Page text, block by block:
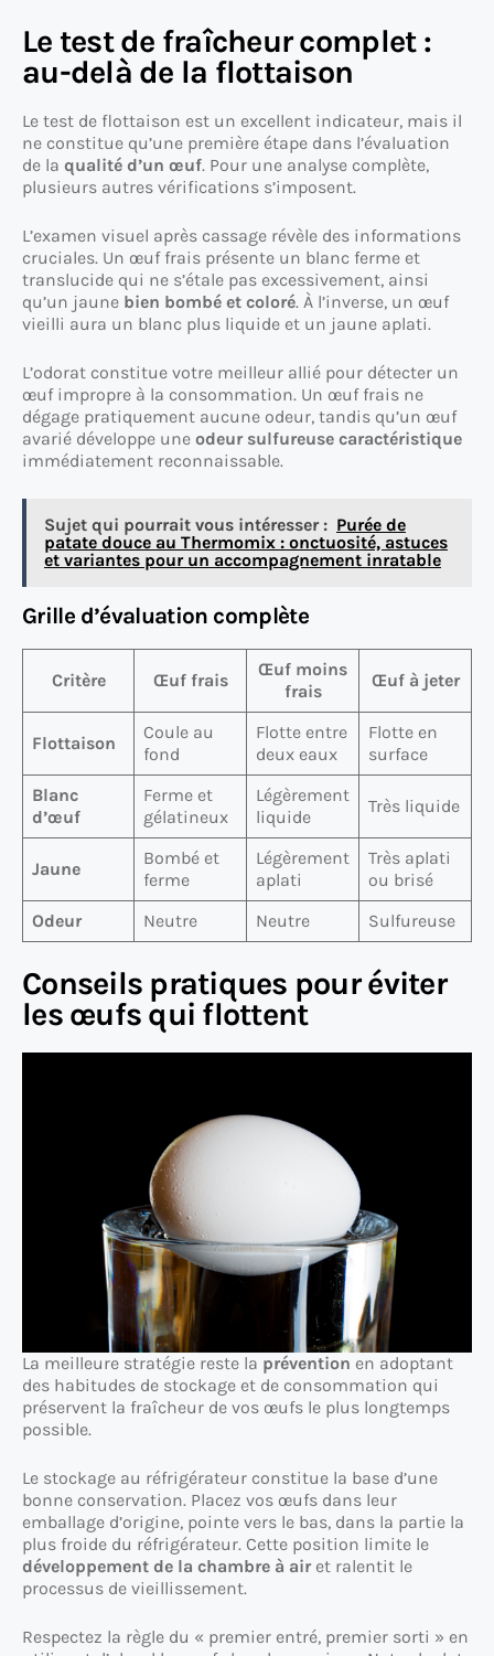
Le test de fraîcheur complet :
au-delà de la flottaison
Le test de flottaison est un excellent indicateur, mais il
ne constitue qu’une première étape dans l’évaluation
de la qualité d’un œuf. Pour une analyse complète,
plusieurs autres vérifications s’imposent.
L’examen visuel après cassage révèle des informations
cruciales. Un œuf frais présente un blanc ferme et
translucide qui ne s’étale pas excessivement, ainsi
qu’un jaune bien bombé et coloré. À l’inverse, un œuf
vieilli aura un blanc plus liquide et un jaune aplati.
L’odorat constitue votre meilleur allié pour détecter un
œuf impropre à la consommation. Un œuf frais ne
dégage pratiquement aucune odeur, tandis qu’un œuf
avarié développe une odeur sulfureuse caractéristique
immédiatement reconnaissable.
Sujet qui pourrait vous intéresser : Purée de
patate douce au Thermomix : onctuosité, astuces
et variantes pour un accompagnement inratable
Grille d’évaluation complète
Critère Œuf frais
Œuf moins
frais
Œuf à jeter
Flottaison
Coule au
fond
Flotte entre
deux eaux
Flotte en
surface
Blanc
d’œuf
Ferme et
gélatineux
Légèrement
liquide
Très liquide
Jaune
Bombé et
ferme
Légèrement
aplati
Très aplati
ou brisé
Odeur
Neutre Neutre Sulfureuse
Conseils pratiques pour éviter
les œufs qui flottent
La meilleure stratégie reste la prévention en adoptant
des habitudes de stockage et de consommation qui
préservent la fraîcheur de vos œufs le plus longtemps
possible.
Le stockage au réfrigérateur constitue la base d’une
bonne conservation. Placez vos œufs dans leur
emballage d’origine, pointe vers le bas, dans la partie la
plus froide du réfrigérateur. Cette position limite le
développement de la chambre à air et ralentit le
processus de vieillissement.
Respectez la règle du « premier entré, premier sorti » en